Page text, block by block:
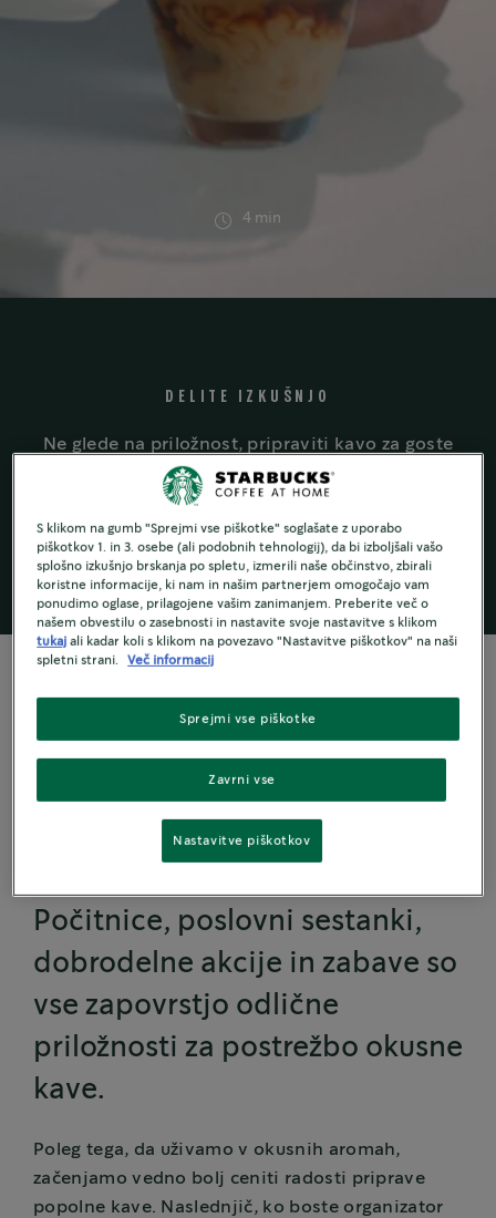
4 min
DELITE IZKUŠNJO
Ne glede na priložnost, pripraviti kavo za goste
je vedno dobra ideja. Skuhajte prijateljem,
družini ali sodelavcem najljubšo kavo
STARBUCKS®.
Skupaj uživamo v
Počitnice, poslovni sestanki,
dobrodelne akcije in zabave so
vse zapovrstjo odlične
priložnosti za postrežbo okusne
kave.
Poleg tega, da uživamo v okusnih aromah,
začenjamo vedno bolj ceniti radosti priprave
popolne kave. Naslednjič, ko boste organizator
S klikom na gumb "Sprejmi vse piškotke" soglašate z uporabo
piškotkov 1. in 3. osebe (ali podobnih tehnologij), da bi izboljšali vašo
splošno izkušnjo brskanja po spletu, izmerili naše občinstvo, zbirali
koristne informacije, ki nam in našim partnerjem omogočajo vam
ponudimo oglase, prilagojene vašim zanimanjem. Preberite več o
našem obvestilu o zasebnosti in nastavite svoje nastavitve s klikom
tukaj ali kadar koli s klikom na povezavo "Nastavitve piškotkov" na naši
spletni strani.
Več informacij
Zavrni vse
Sprejmi vse piškotke
Nastavitve piškotkov